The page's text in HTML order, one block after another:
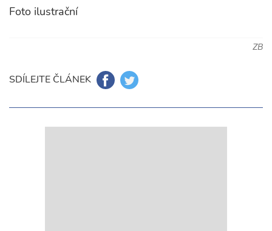
Foto ilustrační
ZB
SDÍLEJTE ČLÁNEK